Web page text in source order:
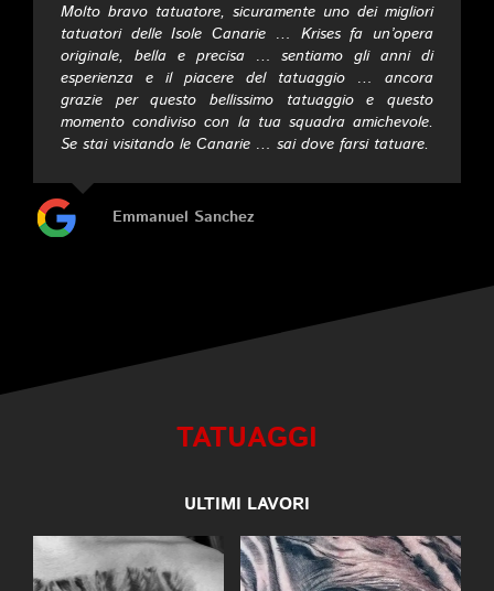
Molto bravo tatuatore, sicuramente uno dei migliori
tatuatori delle Isole Canarie … Krises fa un’opera
originale, bella e precisa … sentiamo gli anni di
esperienza e il piacere del tatuaggio … ancora
grazie per questo bellissimo tatuaggio e questo
momento condiviso con la tua squadra amichevole.
Se stai visitando le Canarie … sai dove farsi tatuare.
Emmanuel Sanchez
Studio pulito, artisti fantastici.
Victoria Davies
Ottimo personale, ottimo lavoro, amo il tatuaggio !.
Leigh Watt
Personale gentile e attrezzature di buona qualità.
Valentin Grigore
Il migliore…!!!
La Milu mola
Super Super Super Grazie per il mio perfekt Tattoo
Norman Schneider
Grande artista del tatuaggio, bel servizio, perfetto.
Sandra Kupke
Spettacolare, senza dubbio le sue opere sono divine
lo consiglio e con molta personalità.
Irma Noguera
TATUAGGI
ULTIMI LAVORI